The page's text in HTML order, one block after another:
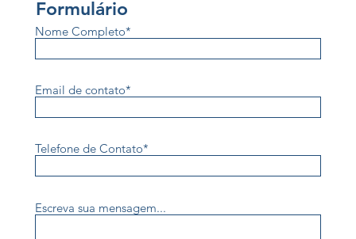
Formulário
Nome Completo*
Email de contato*
Telefone de Contato*
Escreva sua mensagem...